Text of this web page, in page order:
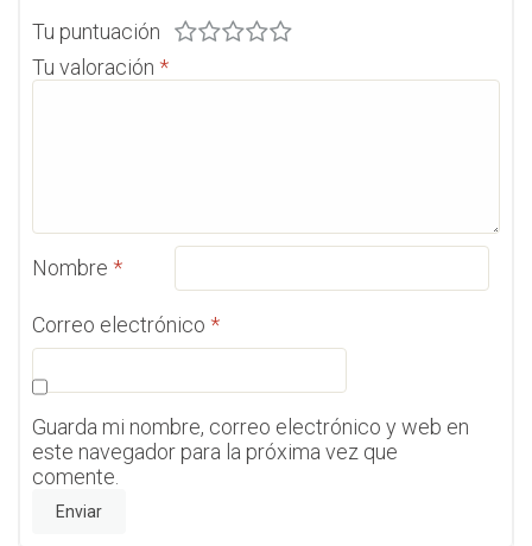
Tu puntuación
Tu valoración *
Nombre *
Correo electrónico *
Guarda mi nombre, correo electrónico y web en
este navegador para la próxima vez que
comente.